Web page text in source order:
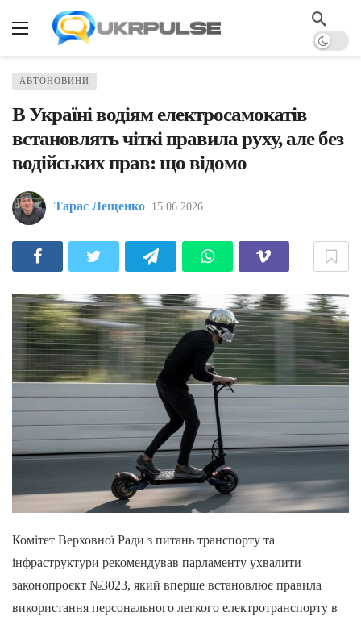
АВТОНОВИНИ
В Україні водіям електросамокатів
встановлять чіткі правила руху, але без
водійських прав: що відомо
Тарас Лещенко 15.06.2026
Комітет Верховної Ради з питань транспорту та
інфраструктури рекомендував парламенту ухвалити
законопроєкт №3023, який вперше встановлює правила
використання персонального легкого електротранспорту в